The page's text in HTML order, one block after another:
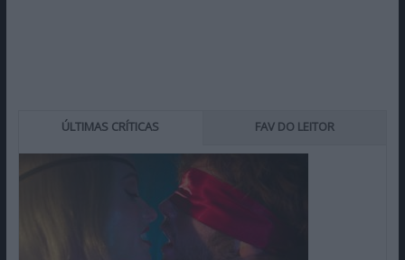
ÚLTIMAS CRÍTICAS FAV DO LEITOR